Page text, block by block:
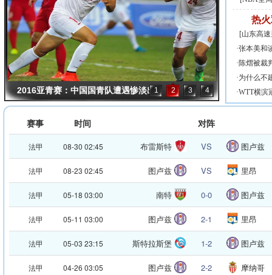
2016亚青赛：中国国青队遭遇惨淡出
局
1 2 3 4
热
[山东高
·张本美和
·陈熠被裁
·为什么不
·WTT横滨
赛事 时间 对阵
法甲 08-30 02:45 布雷斯特 VS 图卢兹
法甲 08-23 02:45 图卢兹 VS 里昂
法甲 05-18 03:00 南特 0-0 图卢兹
法甲 05-11 03:00 图卢兹 2-1 里昂
法甲 05-03 23:15 斯特拉斯堡 1-2 图卢兹
法甲 04-26 03:05 图卢兹 2-2 摩纳哥